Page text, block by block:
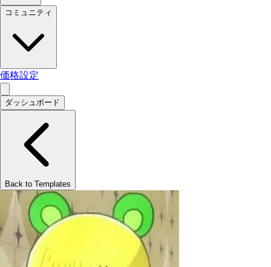
コミュニティ
価格設定
ダッシュボード
Back to Templates